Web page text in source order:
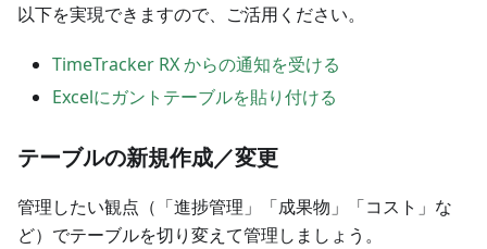
以下を実現できますので、ご活用ください。
TimeTracker RX からの通知を受ける
Excelにガントテーブルを貼り付ける
テーブルの新規作成／変更
管理したい観点（「進捗管理」「成果物」「コスト」な
ど）でテーブルを切り変えて管理しましょう。